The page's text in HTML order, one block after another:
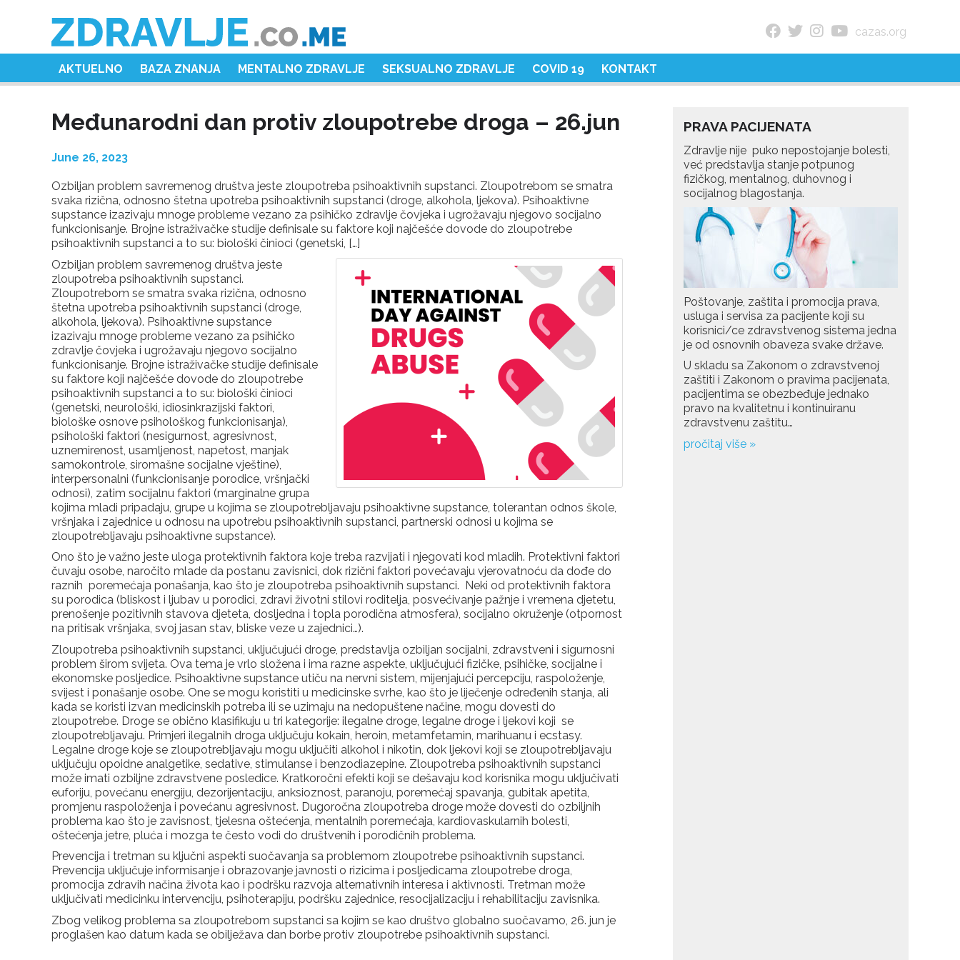
cazas.org
AKTUELNO BAZA ZNANJA MENTALNO ZDRAVLJE SEKSUALNO ZDRAVLJE COVID 19 KONTAKT
Međunarodni dan protiv zloupotrebe droga – 26.jun
June 26, 2023
Ozbiljan problem savremenog društva jeste zloupotreba psihoaktivnih supstanci. Zloupotrebom se smatra
svaka rizična, odnosno štetna upotreba psihoaktivnih supstanci (droge, alkohola, ljekova). Psihoaktivne
supstance izazivaju mnoge probleme vezano za psihičko zdravlje čovjeka i ugrožavaju njegovo socijalno
funkcionisanje. Brojne istraživačke studije definisale su faktore koji najčešće dovode do zloupotrebe
psihoaktivnih supstanci a to su: biološki činioci (genetski, […]
Ozbiljan problem savremenog društva jeste
zloupotreba psihoaktivnih supstanci.
Zloupotrebom se smatra svaka rizična, odnosno
štetna upotreba psihoaktivnih supstanci (droge,
alkohola, ljekova). Psihoaktivne supstance
izazivaju mnoge probleme vezano za psihičko
zdravlje čovjeka i ugrožavaju njegovo socijalno
funkcionisanje. Brojne istraživačke studije definisale
su faktore koji najčešće dovode do zloupotrebe
psihoaktivnih supstanci a to su: biološki činioci
(genetski, neurološki, idiosinkrazijski faktori,
biološke osnove psihološkog funkcionisanja),
psihološki faktori (nesigurnost, agresivnost,
uznemirenost, usamljenost, napetost, manjak
samokontrole, siromašne socijalne vještine),
interpersonalni (funkcionisanje porodice, vršnjački
odnosi), zatim socijalnu faktori (marginalne grupa
kojima mladi pripadaju, grupe u kojima se zloupotrebljavaju psihoaktivne supstance, tolerantan odnos škole,
vršnjaka i zajednice u odnosu na upotrebu psihoaktivnih supstanci, partnerski odnosi u kojima se
zloupotrebljavaju psihoaktivne supstance).
Ono što je važno jeste uloga protektivnih faktora koje treba razvijati i njegovati kod mladih. Protektivni faktori
čuvaju osobe, naročito mlade da postanu zavisnici, dok rizični faktori povećavaju vjerovatnoću da dođe do
raznih poremećaja ponašanja, kao što je zloupotreba psihoaktivnih supstanci. Neki od protektivnih faktora
su porodica (bliskost i ljubav u porodici, zdravi životni stilovi roditelja, posvećivanje pažnje i vremena djetetu,
prenošenje pozitivnih stavova djeteta, dosljedna i topla porodična atmosfera), socijalno okruženje (otpornost
na pritisak vršnjaka, svoj jasan stav, bliske veze u zajednici…).
Zloupotreba psihoaktivnih supstanci, uključujući droge, predstavlja ozbiljan socijalni, zdravstveni i sigurnosni
problem širom svijeta. Ova tema je vrlo složena i ima razne aspekte, uključujući fizičke, psihičke, socijalne i
ekonomske posljedice. Psihoaktivne supstance utiču na nervni sistem, mijenjajući percepciju, raspoloženje,
svijest i ponašanje osobe. One se mogu koristiti u medicinske svrhe, kao što je liječenje određenih stanja, ali
kada se koristi izvan medicinskih potreba ili se uzimaju na nedopuštene načine, mogu dovesti do
zloupotrebe. Droge se obično klasifikuju u tri kategorije: ilegalne droge, legalne droge i ljekovi koji se
zloupotrebljavaju. Primjeri ilegalnih droga uključuju kokain, heroin, metamfetamin, marihuanu i ecstasy.
Legalne droge koje se zloupotrebljavaju mogu uključiti alkohol i nikotin, dok ljekovi koji se zloupotrebljavaju
uključuju opoidne analgetike, sedative, stimulanse i benzodiazepine. Zloupotreba psihoaktivnih supstanci
može imati ozbiljne zdravstvene posledice. Kratkoročni efekti koji se dešavaju kod korisnika mogu uključivati
euforiju, povećanu energiju, dezorijentaciju, anksioznost, paranoju, poremećaj spavanja, gubitak apetita,
promjenu raspoloženja i povećanu agresivnost. Dugoročna zloupotreba droge može dovesti do ozbiljnih
problema kao što je zavisnost, tjelesna oštećenja, mentalnih poremećaja, kardiovaskularnih bolesti,
oštećenja jetre, pluća i mozga te često vodi do društvenih i porodičnih problema.
Prevencija i tretman su ključni aspekti suočavanja sa problemom zloupotrebe psihoaktivnih supstanci.
Prevencija uključuje informisanje i obrazovanje javnosti o rizicima i posljedicama zloupotrebe droga,
promocija zdravih načina života kao i podršku razvoja alternativnih interesa i aktivnosti. Tretman može
uključivati medicinku intervenciju, psihoterapiju, podršku zajednice, resocijalizaciju i rehabilitaciju zavisnika.
Zbog velikog problema sa zloupotrebom supstanci sa kojim se kao društvo globalno suočavamo, 26. jun je
proglašen kao datum kada se obilježava dan borbe protiv zloupotrebe psihoaktivnih supstanci.
PRAVA PACIJENATA
Zdravlje nije puko nepostojanje bolesti,
već predstavlja stanje potpunog
fizičkog, mentalnog, duhovnog i
socijalnog blagostanja.
Poštovanje, zaštita i promocija prava,
usluga i servisa za pacijente koji su
korisnici/ce zdravstvenog sistema jedna
je od osnovnih obaveza svake države.
U skladu sa Zakonom o zdravstvenoj
zaštiti i Zakonom o pravima pacijenata,
pacijentima se obezbeđuje jednako
pravo na kvalitetnu i kontinuiranu
zdravstvenu zaštitu…
pročitaj više »